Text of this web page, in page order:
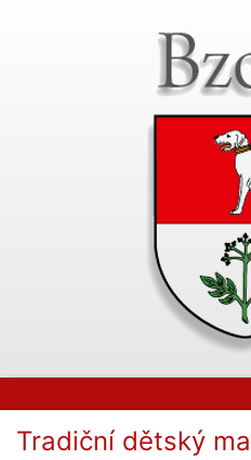
Tradiční dětský